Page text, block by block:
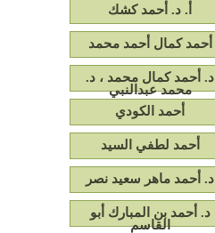
أ. د. أحمد كشك
أحمد كمال أحمد محمد
د. أحمد كمال محمد ، د.
محمد عبدالنبي
أحمد الكودي
أحمد لطفي السيد
د. أحمد ماهر سعيد نصر
د. أحمد بن المبارك أبو
القاسم